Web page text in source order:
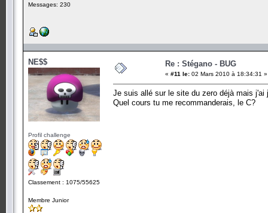
Messages: 230
NE$$
Profil challenge
Classement : 1075/55625
Membre Junior
Re : Stégano - BUG
« #11 le: 02 Mars 2010 à 18:34:31 »
Je suis allé sur le site du zero déjà mais
Quel cours tu me recommanderais, le C?